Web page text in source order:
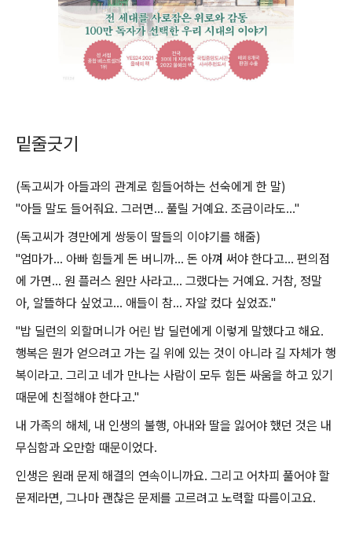
밑줄긋기
(독고씨가 아들과의 관계로 힘들어하는 선숙에게 한 말)
"아들 말도 들어줘요. 그러면... 풀릴 거예요. 조금이라도..."
(독고씨가 경만에게 쌍둥이 딸들의 이야기를 해줌)
"엄마가... 아빠 힘들게 돈 버니까... 돈 아껴 써야 한다고... 편의점
에 가면... 원 플러스 원만 사라고... 그랬다는 거예요. 거참, 정말
아, 알뜰하다 싶었고... 애들이 참... 자알 컸다 싶었죠."
"밥 딜런의 외할머니가 어린 밥 딜런에게 이렇게 말했다고 해요.
행복은 뭔가 얻으려고 가는 길 위에 있는 것이 아니라 길 자체가 행
복이라고. 그리고 네가 만나는 사람이 모두 힘든 싸움을 하고 있기
때문에 친절해야 한다고."
내 가족의 해체, 내 인생의 불행, 아내와 딸을 잃어야 했던 것은 내
무심함과 오만함 때문이었다.
인생은 원래 문제 해결의 연속이니까요. 그리고 어차피 풀어야 할
문제라면, 그나마 괜찮은 문제를 고르려고 노력할 따름이고요.